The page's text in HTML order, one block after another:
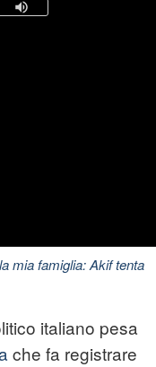
mia famiglia: Akif tenta
italiano pesa
che fa registrare